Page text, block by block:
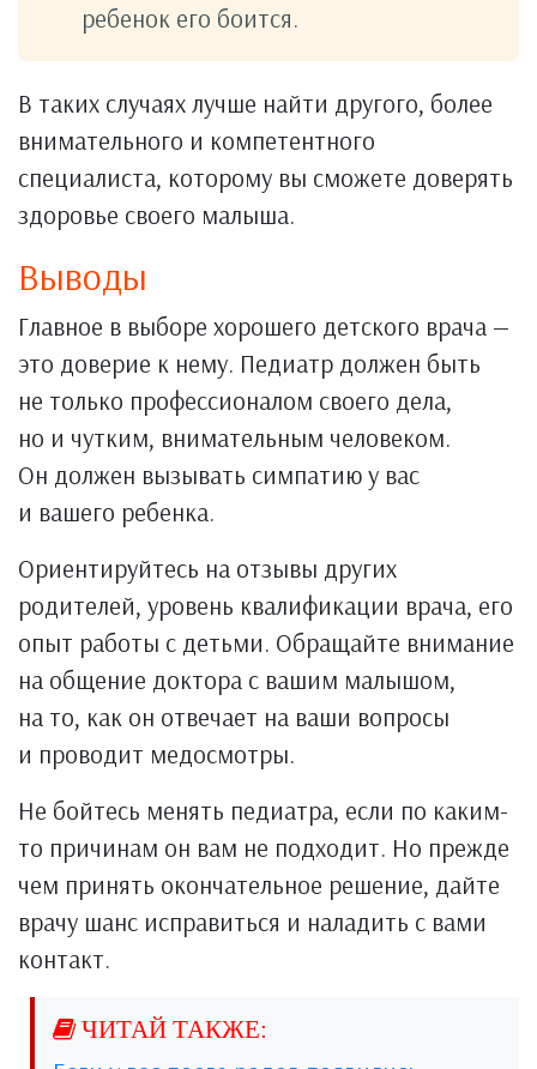
ребенок его боится.
В таких случаях лучше найти другого, более
внимательного и компетентного
специалиста, которому вы сможете доверять
здоровье своего малыша.
Выводы
Главное в выборе хорошего детского врача —
это доверие к нему. Педиатр должен быть
не только профессионалом своего дела,
но и чутким, внимательным человеком.
Он должен вызывать симпатию у вас
и вашего ребенка.
Ориентируйтесь на отзывы других
родителей, уровень квалификации врача, его
опыт работы с детьми. Обращайте внимание
на общение доктора с вашим малышом,
на то, как он отвечает на ваши вопросы
и проводит медосмотры.
Не бойтесь менять педиатра, если по каким-
то причинам он вам не подходит. Но прежде
чем принять окончательное решение, дайте
врачу шанс исправиться и наладить с вами
контакт.